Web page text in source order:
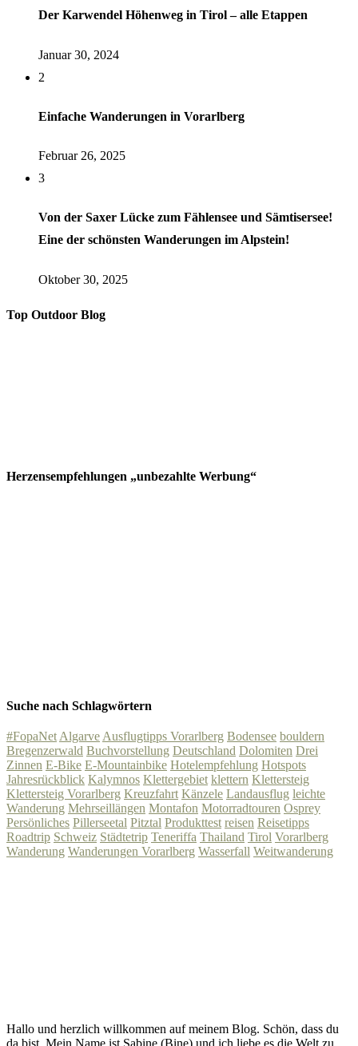
Der Karwendel Höhenweg in Tirol – alle Etappen
Januar 30, 2024
2
Einfache Wanderungen in Vorarlberg
Februar 26, 2025
3
Von der Saxer Lücke zum Fählensee und Sämtisersee!
Eine der schönsten Wanderungen im Alpstein!
Oktober 30, 2025
Top Outdoor Blog
Herzensempfehlungen „unbezahlte Werbung“
Suche nach Schlagwörtern
#FopaNet Algarve Ausflugtipps Vorarlberg Bodensee bouldern
Bregenzerwald Buchvorstellung Deutschland Dolomiten Drei
Zinnen E-Bike E-Mountainbike Hotelempfehlung Hotspots
Jahresrückblick Kalymnos Klettergebiet klettern Klettersteig
Klettersteig Vorarlberg Kreuzfahrt Känzele Landausflug leichte
Wanderung Mehrseillängen Montafon Motorradtouren Osprey
Persönliches Pillerseetal Pitztal Produkttest reisen Reisetipps
Roadtrip Schweiz Städtetrip Teneriffa Thailand Tirol Vorarlberg
Wanderung Wanderungen Vorarlberg Wasserfall Weitwanderung
Hallo und herzlich willkommen auf meinem Blog. Schön, dass du